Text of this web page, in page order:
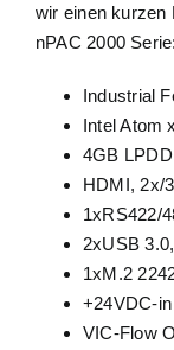
wir einen kurzen
nPAC 2000 Serie:
Industrial
Intel Atom
4GB
HDMI, 2x/
1xRS422/
2xUSB
1xM.2
+24VDC-
VIC-Flow